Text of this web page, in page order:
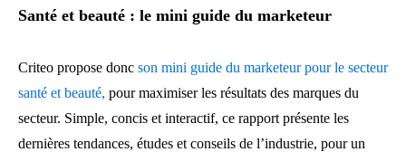
Santé et beauté : le mini guide du marketeur
Criteo propose donc son mini guide du marketeur pour le secteur
santé et beauté, pour maximiser les résultats des marques du
secteur. Simple, concis et interactif, ce rapport présente les
dernières tendances, études et conseils de l’industrie, pour un